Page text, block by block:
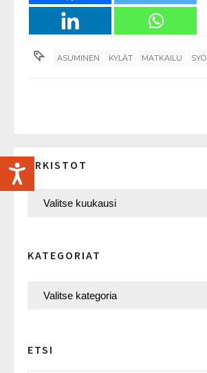
ASUMINEN KYLÄT MATKAILU
ARKISTOT
KATEGORIAT
ETSI